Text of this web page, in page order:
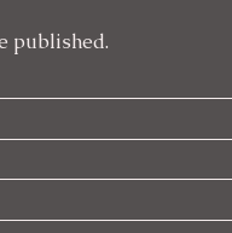
published.